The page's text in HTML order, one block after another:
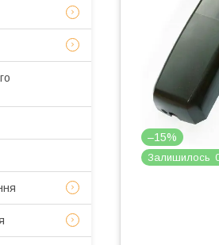
–15%
Залишилось